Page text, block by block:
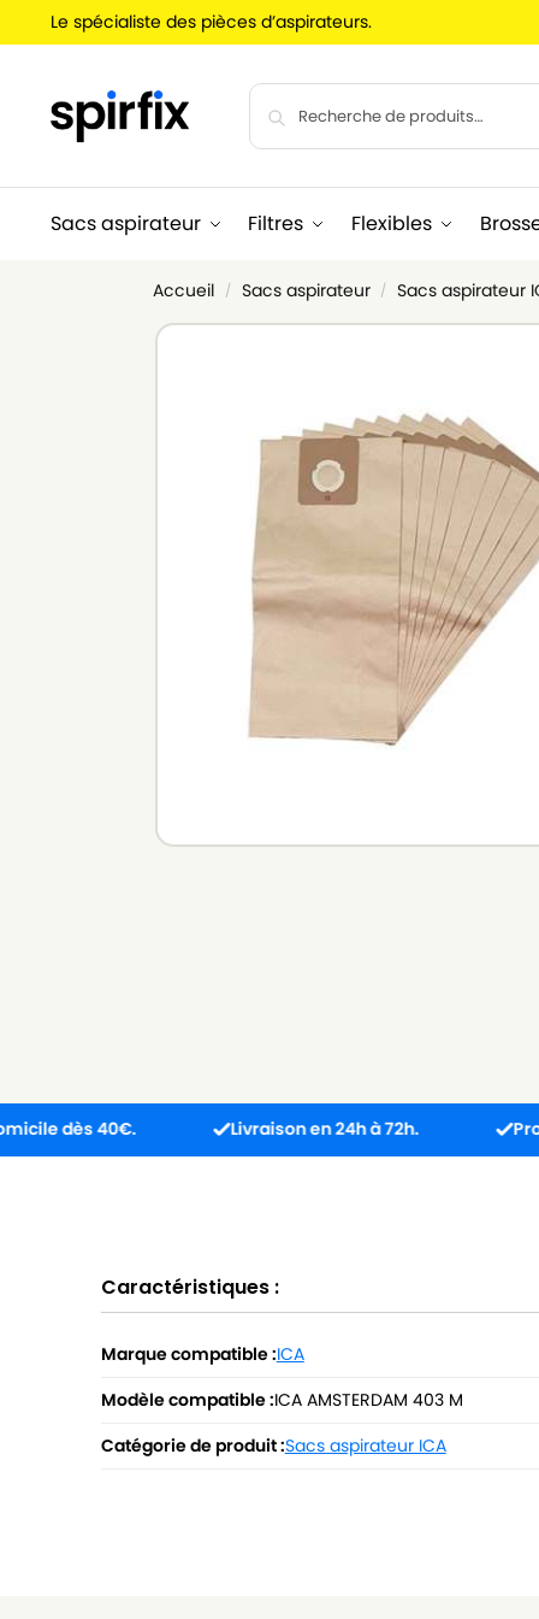
Le spécialiste des pièces d’aspirateurs.
Sacs aspirateur Filtres Flexibles
Accueil / Sacs aspirateur / Sacs aspirateur
40€. Livraison en 24h à 72h. Produit
Caractéristiques :
Marque compatible :ICA
Modèle compatible :ICA AMSTERDAM 403 M
Catégorie de produit :Sacs aspirateur ICA